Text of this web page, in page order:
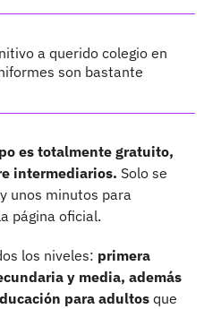
a querido colegio en
son bastante
es totalmente gratuito,
intermediarios. Solo se
unos minutos para
página oficial.
los niveles: primera
y media, además
para adultos que